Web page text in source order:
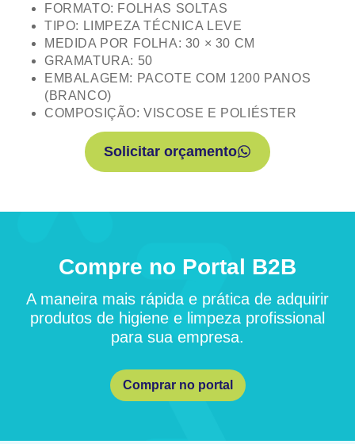
FORMATO: FOLHAS SOLTAS
TIPO: LIMPEZA TÉCNICA LEVE
MEDIDA POR FOLHA: 30 × 30 CM
GRAMATURA: 50
EMBALAGEM: PACOTE COM 1200 PANOS
(BRANCO)
COMPOSIÇÃO: VISCOSE E POLIÉSTER
Solicitar orçamento
Compre no Portal B2B
A maneira mais rápida e prática de adquirir
produtos de higiene e limpeza profissional
para sua empresa.
Comprar no portal